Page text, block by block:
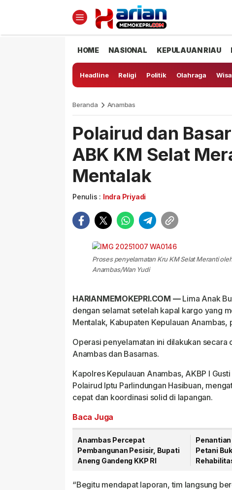
HOME NASIONAL KEPULAUAN RIAU
Headline Religi Politik Olahraga
Beranda Anambas
Polairud dan
ABK KM Selat
Mentalak
Penulis : Indra Priyadi
Proses penyelamatan Kru KM Selat Meranti
Anambas/Wan Yudi
HARIANMEMOKEPRI.COM —Lima Anak
dengan selamat setelah kapal kargo yang
Mentalak, Kabupaten Kepulauan
Operasi penyelamatan ini dilakukan secara
Anambas dan Basarnas.
Kapolres Kepulauan Anambas, AKBP I
Polairud Iptu Parlindungan Hasibuan,
cepat dan koordinasi solid di lapangan.
Baca Juga
Anambas Percepat
Pembangunan Pesisir, Bupati
Aneng Gandeng KKP RI
Penantian
Petani
“Begitu mendapat laporan, tim langsung